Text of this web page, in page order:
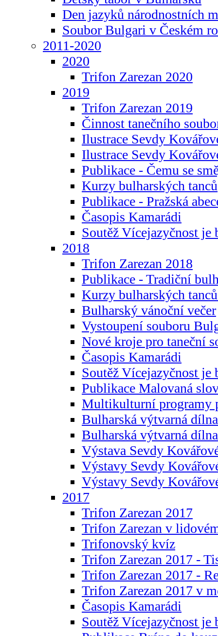
Den jazyků národnostních
Soubor Bulgari v Českém
2011-2020
2020
Trifon Zarezan 2020
2019
Trifon Zarezan 2019
Činnost tanečního
Ilustrace Sevdy
Ilustrace Sevdy
Publikace - Čemu se
Kurzy bulharských tanců
Publikace - Pražská
Časopis Kamarádi
Soutěž Vícejazyčnost je
2018
Trifon Zarezan 2018
Publikace - Tradiční
Kurzy bulharských
Bulharský vánoční večer
Vystoupení souboru
Nové kroje pro taneční
Časopis Kamarádi
Soutěž Vícejazyčnost je
Publikace Malovaná
Multikulturní programy
Bulharská výtvarná
Bulharská výtvarná
Výstava Sevdy
Výstavy Sevdy
Výstavy Sevdy
2017
Trifon Zarezan 2017
Trifon Zarezan v
Trifonovský kvíz
Trifon Zarezan 2017 -
Trifon Zarezan 2017 -
Trifon Zarezan 2017 v
Časopis Kamarádi
Soutěž Vícejazyčnost je